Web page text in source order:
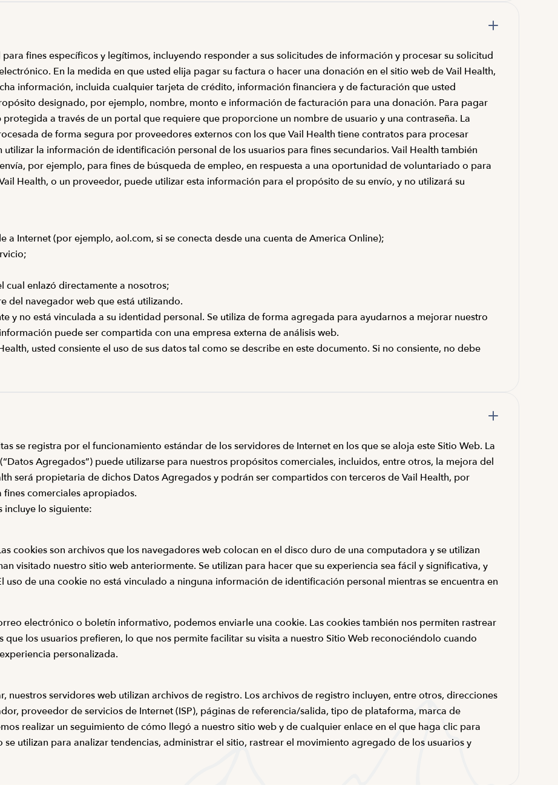
fines específicos y legítimos, incluyendo responder a sus solicitudes de información y procesar su solicitud
En la medida en que usted elija pagar su factura o hacer una donación en el sitio web de Vail Health,
información, incluida cualquier tarjeta de crédito, información financiera y de facturación que usted
designado, por ejemplo, nombre, monto e información de facturación para una donación. Para pagar
a través de un portal que requiere que proporcione un nombre de usuario y una contraseña. La
de forma segura por proveedores externos con los que Vail Health tiene contratos para procesar
la información de identificación personal de los usuarios para fines secundarios. Vail Health también
por ejemplo, para fines de búsqueda de empleo, en respuesta a una oportunidad de voluntariado o para
Health, o un proveedor, puede utilizar esta información para el propósito de su envío, y no utilizará su
a Internet (por ejemplo, aol.com, si se conecta desde una cuenta de America Online);
cual enlazó directamente a nosotros;
del navegador web que está utilizando.
y no está vinculada a su identidad personal. Se utiliza de forma agregada para ayudarnos a mejorar nuestro
puede ser compartida con una empresa externa de análisis web.
usted consiente el uso de sus datos tal como se describe en este documento. Si no consiente, no debe
se registra por el funcionamiento estándar de los servidores de Internet en los que se aloja este Sitio Web. La
Agregados”) puede utilizarse para nuestros propósitos comerciales, incluidos, entre otros, la mejora del
será propietaria de dichos Datos Agregados y podrán ser compartidos con terceros de Vail Health, por
comerciales apropiados.
incluye lo siguiente:
cookies son archivos que los navegadores web colocan en el disco duro de una computadora y se utilizan
visitado nuestro sitio web anteriormente. Se utilizan para hacer que su experiencia sea fácil y significativa, y
uso de una cookie no está vinculado a ninguna información de identificación personal mientras se encuentra en
electrónico o boletín informativo, podemos enviarle una cookie. Las cookies también nos permiten rastrear
los usuarios prefieren, lo que nos permite facilitar su visita a nuestro Sitio Web reconociéndolo cuando
personalizada.
nuestros servidores web utilizan archivos de registro. Los archivos de registro incluyen, entre otros, direcciones
proveedor de servicios de Internet (ISP), páginas de referencia/salida, tipo de plataforma, marca de
realizar un seguimiento de cómo llegó a nuestro sitio web y de cualquier enlace en el que haga clic para
utilizan para analizar tendencias, administrar el sitio, rastrear el movimiento agregado de los usuarios y